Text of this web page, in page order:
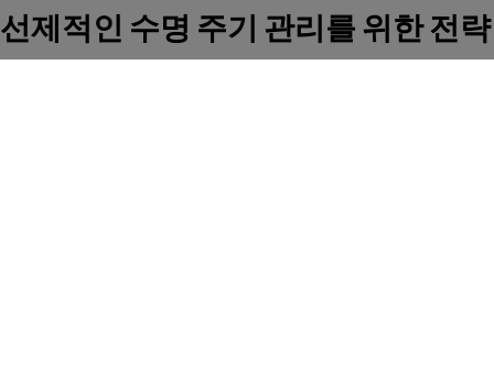
선제적인 수명 주기 관리를 위한 전략